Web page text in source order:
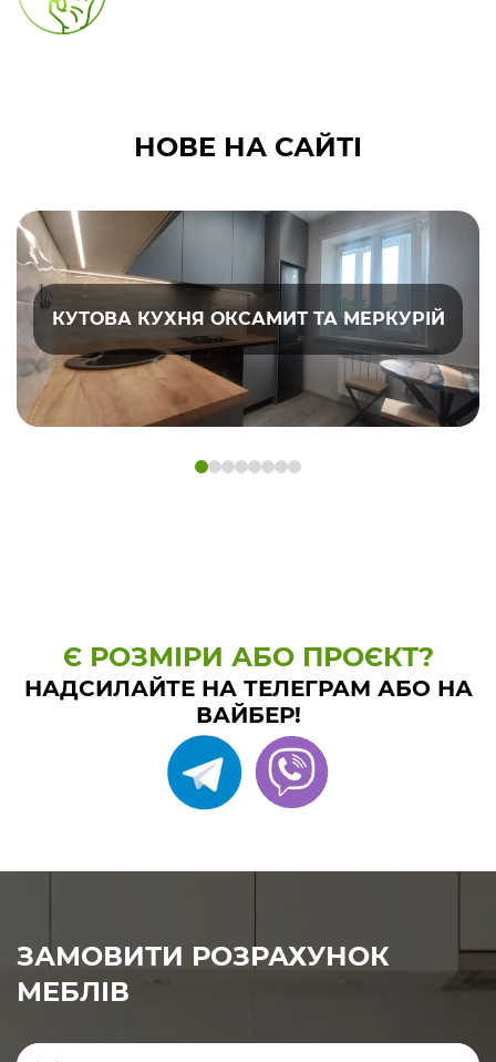
НОВЕ НА САЙТІ
КУТОВА КУХНЯ ОКСАМИТ ТА МЕРКУРІЙ
Є РОЗМІРИ АБО ПРОЄКТ?
НАДСИЛАЙТЕ НА ТЕЛЕГРАМ АБО НА
ВАЙБЕР!
ЗАМОВИТИ РОЗРАХУНОК
МЕБЛІВ